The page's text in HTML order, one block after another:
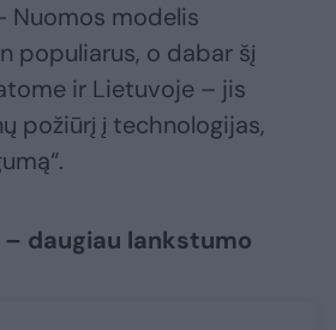
Nuomos modelis
populiarus, o dabar šį
ir Lietuvoje – jis
požiūrį į technologijas,
daugiau lankstumo